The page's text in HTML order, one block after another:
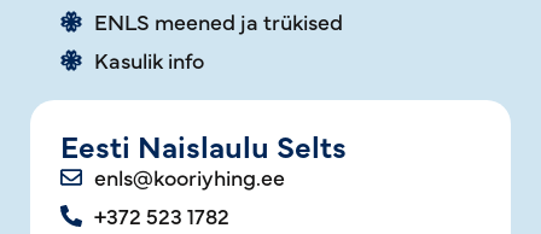
ENLS meened ja trükised
Kasulik info
Eesti Naislaulu Selts
enls@kooriyhing.ee
+372 523 1782